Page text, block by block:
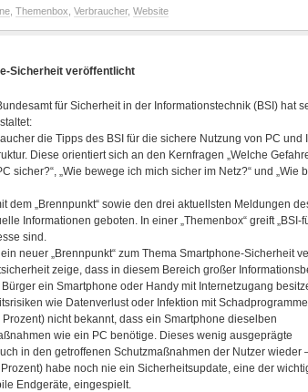
Themenbox Verbraucher, Website
Sicherheit veröffentlicht
für Sicherheit in der Informationstechnik (BSI) hat
die Tipps des BSI für die sichere Nutzung von PC und
Diese orientiert sich an den Kernfragen „Welche
sicher?“, „Wie bewege ich mich sicher im Netz?“ und „Wie
dem „Brennpunkt“ sowie den drei aktuellsten Meldungen
Informationen geboten. In einer „Themenbox“ greift „BSI-
sind.
neuer „Brennpunkt“ zum Thema Smartphone-Sicherheit
zeige, dass in diesem Bereich großer
ein Smartphone oder Handy mit Internetzugang
wie Datenverlust oder Infektion mit
nicht bekannt, dass ein Smartphone dieselben
wie ein PC benötige. Dieses wenig ausgeprägte
in den getroffenen Schutzmaßnahmen der Nutzer wieder
habe noch nie ein Sicherheitsupdate, eine der
Endgeräte, eingespielt.